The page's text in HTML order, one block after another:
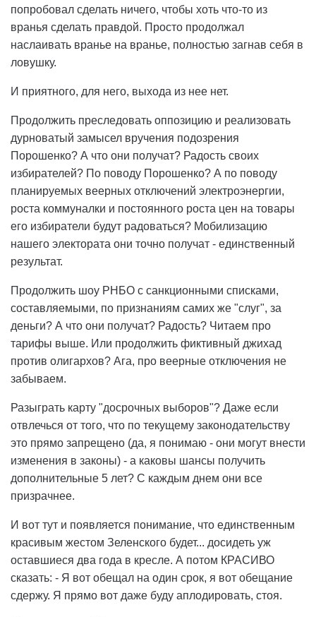
попробовал сделать ничего, чтобы хоть что-то из
вранья сделать правдой. Просто продолжал
наслаивать вранье на вранье, полностью загнав себя в
ловушку.
И приятного, для него, выхода из нее нет.
Продолжить преследовать оппозицию и реализовать
дурноватый замысел вручения подозрения
Порошенко? А что они получат? Радость своих
избирателей? По поводу Порошенко? А по поводу
планируемых веерных отключений электроэнергии,
роста коммуналки и постоянного роста цен на товары
его избиратели будут радоваться? Мобилизацию
нашего электората они точно получат - единственный
результат.
Продолжить шоу РНБО с санкционными списками,
составляемыми, по признаниям самих же "слуг", за
деньги? А что они получат? Радость? Читаем про
тарифы выше. Или продолжить фиктивный джихад
против олигархов? Ага, про веерные отключения не
забываем.
Разыграть карту "досрочных выборов"? Даже если
отвлечься от того, что по текущему законодательству
это прямо запрещено (да, я понимаю - они могут внести
изменения в законы) - а каковы шансы получить
дополнительные 5 лет? С каждым днем они все
призрачнее.
И вот тут и появляется понимание, что единственным
красивым жестом Зеленского будет... досидеть уж
оставшиеся два года в кресле. А потом КРАСИВО
сказать: - Я вот обещал на один срок, я вот обещание
сдержу. Я прямо вот даже буду аплодировать, стоя.